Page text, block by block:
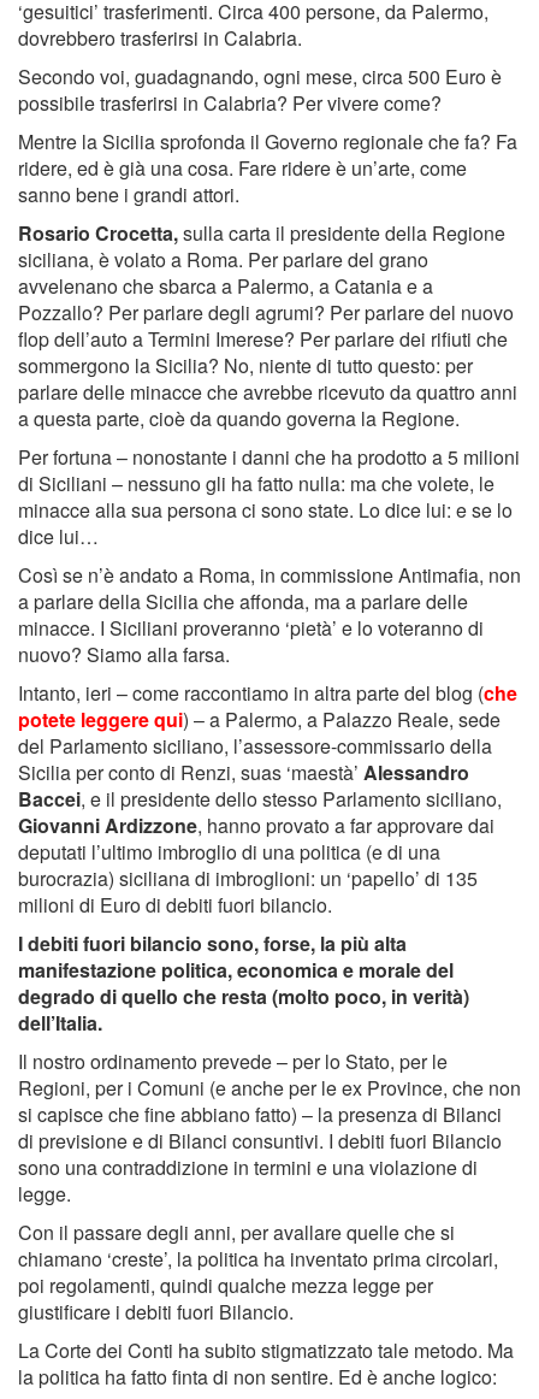
‘gesuitici’ trasferimenti. Circa 400 persone, da Palermo,
dovrebbero trasferirsi in Calabria.
Secondo voi, guadagnando, ogni mese, circa 500 Euro è
possibile trasferirsi in Calabria? Per vivere come?
Mentre la Sicilia sprofonda il Governo regionale che fa? Fa
ridere, ed è già una cosa. Fare ridere è un’arte, come
sanno bene i grandi attori.
Rosario Crocetta,sulla carta il presidente della Regione
siciliana, è volato a Roma. Per parlare del grano
avvelenano che sbarca a Palermo, a Catania e a
Pozzallo? Per parlare degli agrumi? Per parlare del nuovo
flop dell’auto a Termini Imerese? Per parlare dei rifiuti che
sommergono la Sicilia? No, niente di tutto questo: per
parlare delle minacce che avrebbe ricevuto da quattro anni
a questa parte, cioè da quando governa la Regione.
Per fortuna – nonostante i danni che ha prodotto a 5 milioni
di Siciliani – nessuno gli ha fatto nulla: ma che volete, le
minacce alla sua persona ci sono state. Lo dice lui: e se lo
dice lui…
Così se n’è andato a Roma, in commissione Antimafia, non
a parlare della Sicilia che affonda, ma a parlare delle
minacce. I Siciliani proveranno ‘pietà’ e lo voteranno di
nuovo? Siamo alla farsa.
Intanto, ieri – come raccontiamo in altra parte del blog (che
potete leggere qui) – a Palermo, a Palazzo Reale, sede
del Parlamento siciliano, l’assessore-commissario della
Sicilia per conto di Renzi, suas ‘maestà’ Alessandro
Baccei, e il presidente dello stesso Parlamento siciliano,
Giovanni Ardizzone, hanno provato a far approvare dai
deputati l’ultimo imbroglio di una politica (e di una
burocrazia) siciliana di imbroglioni: un ‘papello’ di 135
milioni di Euro di debiti fuori bilancio.
I debiti fuori bilancio sono, forse, la più alta
manifestazione politica, economica e morale del
degrado di quello che resta (molto poco, in verità)
dell’Italia.
Il nostro ordinamento prevede – per lo Stato, per le
Regioni, per i Comuni (e anche per le ex Province, che non
si capisce che fine abbiano fatto) – la presenza di Bilanci
di previsione e di Bilanci consuntivi. I debiti fuori Bilancio
sono una contraddizione in termini e una violazione di
legge.
Con il passare degli anni, per avallare quelle che si
chiamano ‘creste’, la politica ha inventato prima circolari,
poi regolamenti, quindi qualche mezza legge per
giustificare i debiti fuori Bilancio.
La Corte dei Conti ha subito stigmatizzato tale metodo. Ma
la politica ha fatto finta di non sentire. Ed è anche logico: